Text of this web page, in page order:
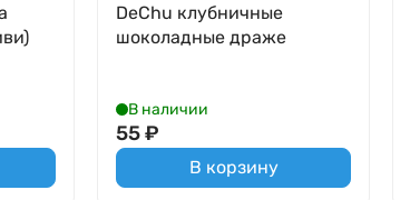
DeChu клубничные
шоколадные драже
В наличии
55₽
В корзину